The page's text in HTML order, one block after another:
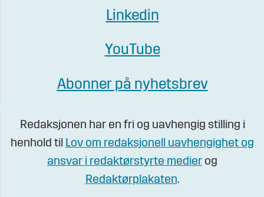
Linkedin
YouTube
Abonner på nyhetsbrev
Redaksjonen har en fri og uavhengig stilling i
henhold til Lov om redaksjonell uavhengighet og
ansvar i redaktørstyrte medier og
Redaktørplakaten.